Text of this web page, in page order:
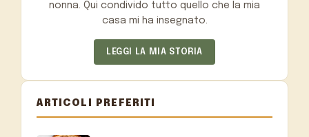
nonna. Qui condivido tutto quello che la mia
casa mi ha insegnato.
LEGGI LA MIA STORIA
ARTICOLI PREFERITI